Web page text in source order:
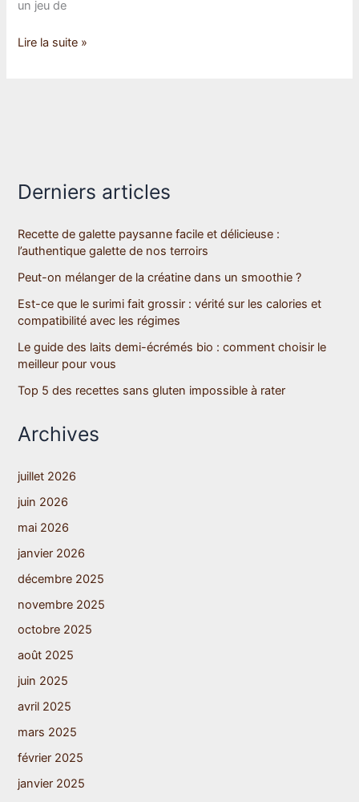
un jeu de
Quels
Lire la suite »
Derniers articles
Recette de galette paysanne facile et délicieuse :
l’authentique galette de nos terroirs
Peut-on mélanger de la créatine dans un smoothie ?
Est-ce que le surimi fait grossir : vérité sur les calories et
compatibilité avec les régimes
Le guide des laits demi-écrémés bio : comment choisir le
meilleur pour vous
Top 5 des recettes sans gluten impossible à rater
Archives
juillet 2026
juin 2026
mai 2026
janvier 2026
décembre 2025
novembre 2025
octobre 2025
août 2025
juin 2025
avril 2025
mars 2025
février 2025
janvier 2025